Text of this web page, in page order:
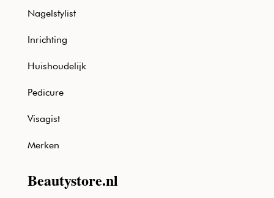
Nagelstylist
Inrichting
Huishoudelijk
Pedicure
Visagist
Merken
Beautystore.nl